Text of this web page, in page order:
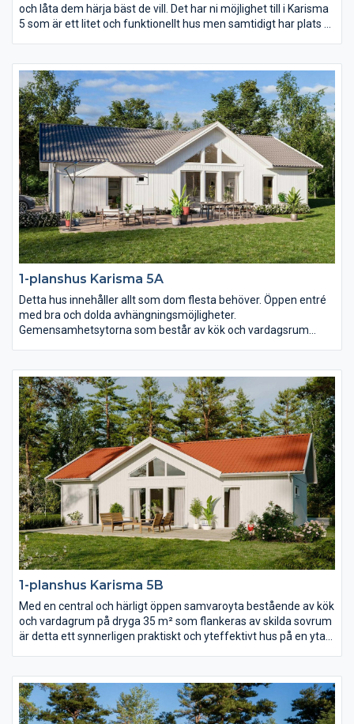
och låta dem härja bäst de vill. Det har ni möjlighet till i Karisma
5 som är ett litet och funktionellt hus men samtidigt har plats åt
1-planshus Karisma 5A
Detta hus innehåller allt som dom flesta behöver. Öppen entré
med bra och dolda avhängningsmöjligheter.
Gemensamhetsytorna som består av kök och vardagsrum
från gavelspetsarna i båda ändar. Det separerade
föräldrasovrummet har lyxigt fått ett eget badrum och i andra
ändan av huset hittar du ytterligare två sovrum, allrum och wc.
1-planshus Karisma 5B
Med en central och härligt öppen samvaroyta bestående av kök
och vardagrum på dryga 35 m² som flankeras av skilda sovrum
är detta ett synnerligen praktiskt och yteffektivt hus på en yta